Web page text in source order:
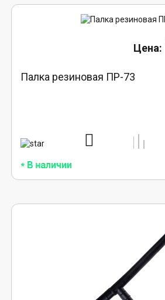
Палка резиновая ПР-73